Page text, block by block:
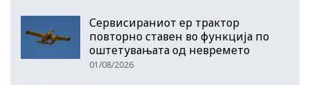
Сервисираниот ер трактор
повторно ставен во функција по
оштетувањата од невремето
01/08/2026